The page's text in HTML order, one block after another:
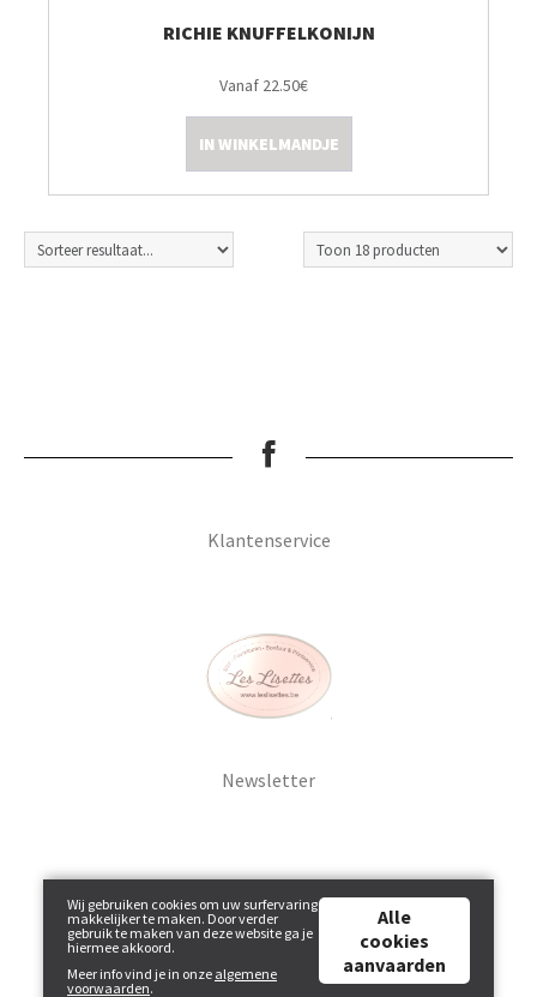
RICHIE KNUFFELKONIJN
Vanaf 22.50€
IN WINKELMANDJE
Klantenservice
Newsletter
Powered by Tilroy.
Wij gebruiken cookies om uw surfervaring
makkelijker te maken. Door verder
gebruik te maken van deze website ga je
hiermee akkoord.
Meer info vind je in onze algemene
voorwaarden.
Alle
cookies
aanvaarden